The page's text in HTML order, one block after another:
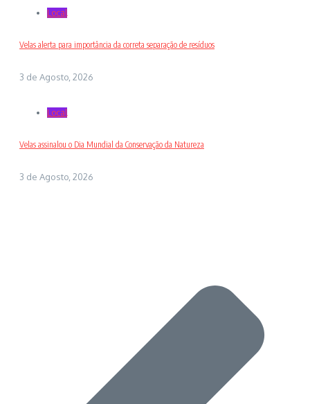
Local
Velas alerta para importância da correta separação de resíduos
3 de Agosto, 2026
Local
Velas assinalou o Dia Mundial da Conservação da Natureza
3 de Agosto, 2026